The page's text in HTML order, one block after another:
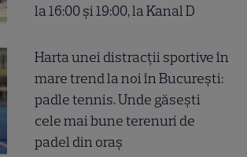
la 16:00 și 19:00, la Kanal D
Harta unei distracții sportive în
mare trend la noi în București:
padle tennis. Unde găsești
cele mai bune terenuri de
padel din oraș